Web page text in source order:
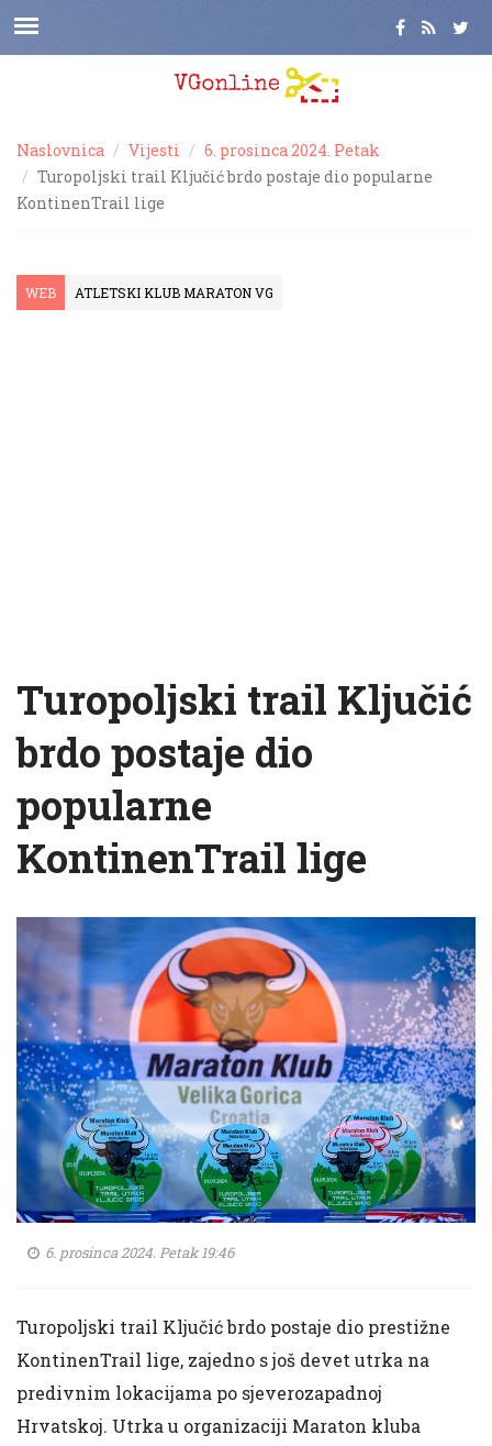
Naslovnica Vijesti
6. prosinca 2024. Petak
Turopoljski trail Ključić brdo postaje dio popularne
KontinenTrail lige
WEB ATLETSKI KLUB MARATON VG
Turopoljski trail Ključić
brdo postaje dio
popularne
KontinenTrail lige
6. prosinca 2024. Petak 19:46
Turopoljski trail Ključić brdo postaje dio prestižne
KontinenTrail lige, zajedno s još devet utrka na
predivnim lokacijama po sjeverozapadnoj
Hrvatskoj. Utrka u organizaciji Maraton kluba